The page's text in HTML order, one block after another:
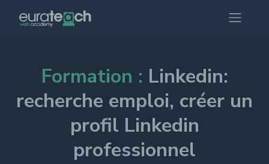
Formation : Linkedin:
recherche emploi, créer un
profil Linkedin
professionnel